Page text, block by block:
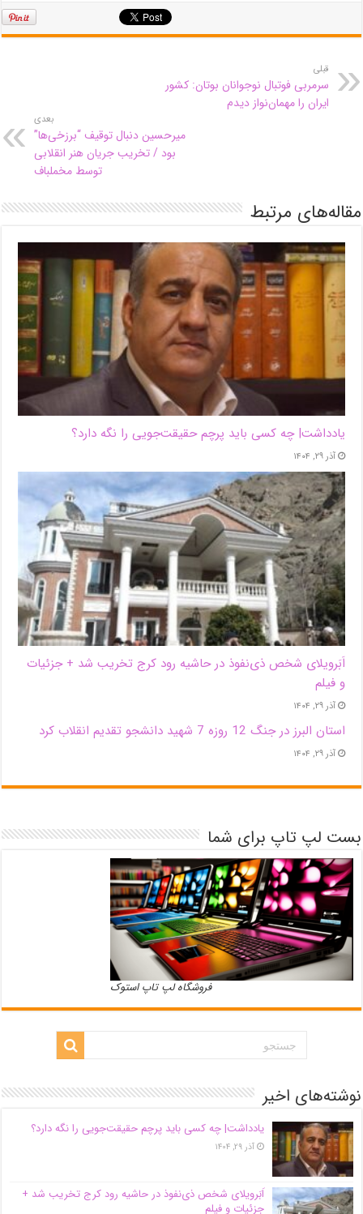
قبلی
سرمربی فوتبال نوجوانان بوتان: کشور
ایران را مهمان‌نواز دیدم
بعدی
میرحسین دنبال توقیف “برزخی‌ها”
بود / تخریب جریان هنر انقلابی
توسط مخملباف
مقاله‌های مرتبط
یادداشت| ‌چه کسی باید پرچم حقیقت‌جویی را نگه دارد؟
آذر ۲۹, ۱۴۰۴
اَبَر‌ویلای شخص ذی‌نفوذ در حاشیه‌ رود کرج تخریب شد + جزئیات
و فیلم
آذر ۲۹, ۱۴۰۴
استان البرز در جنگ 12 روزه 7 شهید دانشجو تقدیم انقلاب کرد
آذر ۲۹, ۱۴۰۴
بست لپ تاپ برای شما
فروشگاه لپ تاپ استوک
نوشته‌های اخیر
یادداشت| ‌چه کسی باید پرچم حقیقت‌جویی را نگه دارد؟
آذر ۲۹, ۱۴۰۴
اَبَر‌ویلای شخص ذی‌نفوذ در حاشیه‌ رود کرج تخریب شد +
جزئیات و فیلم